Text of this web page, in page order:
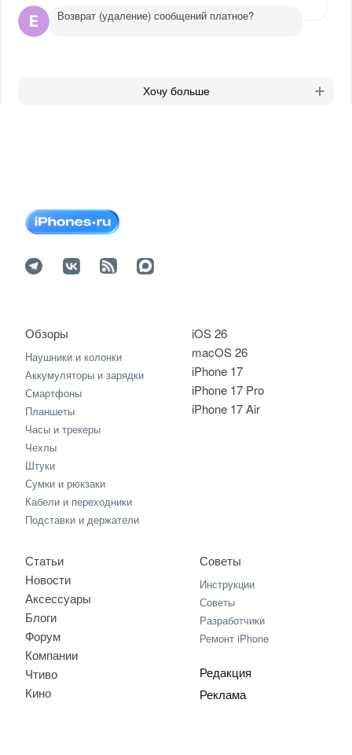
Возврат (удаление) сообщений платное?
Хочу больше
iOS 26
macOS 26
iPhone 17
iPhone 17 Pro
iPhone 17 Air
Обзоры
Наушники и колонки
Аккумуляторы и зарядки
Смартфоны
Планшеты
Часы и трекеры
Чехлы
Штуки
Сумки и рюкзаки
Кабели и переходники
Подставки и держатели
Статьи
Новости
Аксессуары
Блоги
Форум
Компании
Чтиво
Кино
Советы
Инструкции
Советы
Разработчики
Ремонт iPhone
Редакция
Реклама